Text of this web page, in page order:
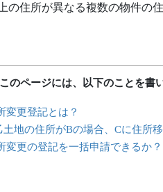
の住所が異なる複数の物件の
このページには、以下のことを書
変更登記とは？
地の住所がBの場合、Cに住所
変更の登記を一括申請できるか？